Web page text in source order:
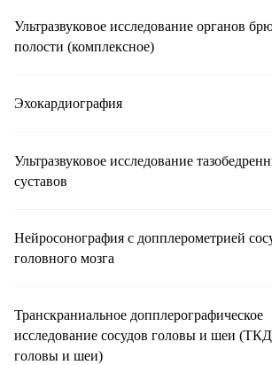
Ультразвуковое исследование органов
полости (комплексное)
Эхокардиография
Ультразвуковое исследование
суставов
Нейросонография с допплерометрией
головного мозга
Транскраниальное допплерографическое
исследование сосудов головы и шеи (ТКД
головы и шеи)